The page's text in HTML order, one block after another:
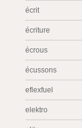
écrit
écriture
écrous
écussons
eflexfuel
elektro